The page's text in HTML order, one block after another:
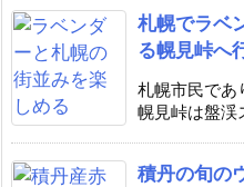
札幌でラベ
る幌見峠へ
札幌市民であ
幌見峠は盤渓
積丹の旬の